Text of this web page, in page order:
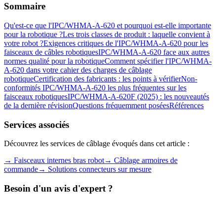
Sommaire
Qu'est-ce que l'IPC/WHMA-A-620 et pourquoi est-elle importante
pour la robotique ?Les trois classes de produit : laquelle convient à
votre robot ?Exigences critiques de l'IPC/WHMA-A-620 pour les
faisceaux de câbles robotiquesIPC/WHMA-A-620 face aux autres
normes qualité pour la robotiqueComment spécifier l'IPC/WHMA-
A-620 dans votre cahier des charges de câblage
robotiqueCertification des fabricants : les points à vérifierNon-
conformités IPC/WHMA-A-620 les plus fréquentes sur les
faisceaux robotiquesIPC/WHMA-A-620F (2025) : les nouveautés
de la dernière révisionQuestions fréquemment poséesRéférences
Services associés
Découvrez les services de câblage évoqués dans cet article :
→ Faisceaux internes bras robot→ Câblage armoires de
commande→ Solutions connecteurs sur mesure
Besoin d'un avis d'expert ?